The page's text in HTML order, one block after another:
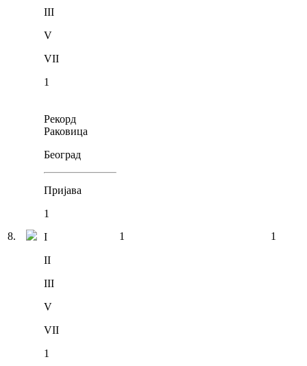
III
V
VII
1
8.
Рекорд
Раковица
Београд
Пријава
1
I
II
III
V
VII
1
1 1